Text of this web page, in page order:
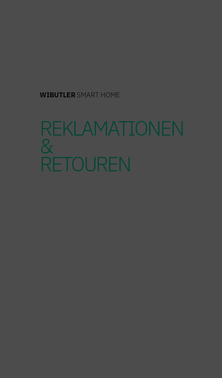
WIBUTLERSMART HOME
REKLAMATIONEN
&
RETOUREN